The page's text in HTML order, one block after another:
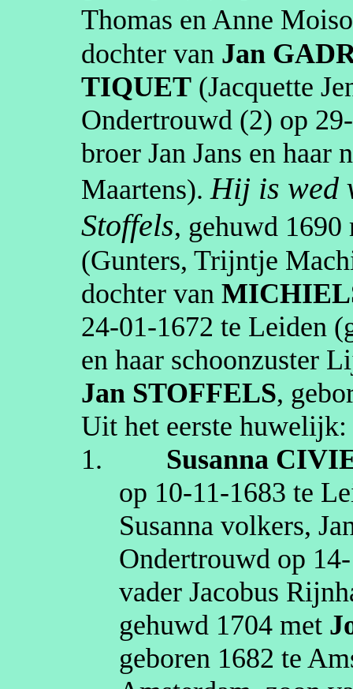
Thomas en Anne
dochter van Jan
TIQUET (Jacquette
Ondertrouwd (2) op
broer Jan Jans en haar
Maartens).Hij is wed
Stoffels, gehuwd 1690
(Gunters, Trijntje
dochter van
24‑01‑1672 te Leiden
en haar schoonzuster
Jan STOFFELS,
Uit het eerste huwelijk:
1.
Susanna
op 10‑11‑1683 te
Susannavolkers,
Ondertrouwd op
vader Jacobus
gehuwd 1704 met
geboren 1682 te